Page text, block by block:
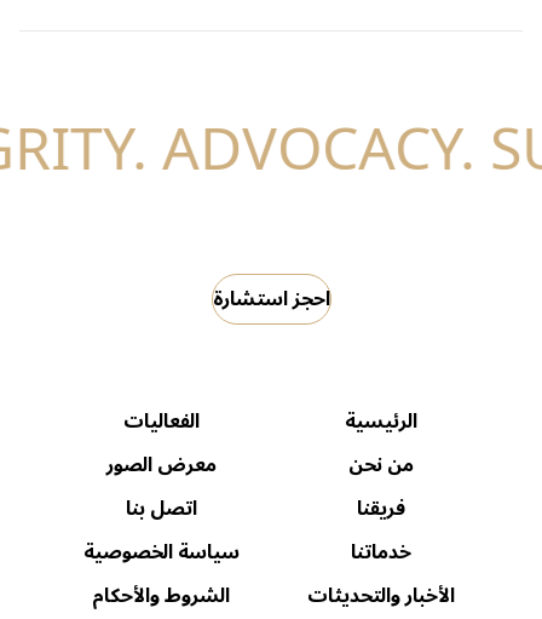
احجز استشارة
الرئيسية
من نحن
فريقنا
خدماتنا
الأخبار والتحديثات
الفعاليات
معرض الصور
اتصل بنا
سياسة الخصوصية
الشروط والأحكام